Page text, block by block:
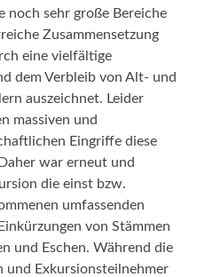
noch sehr große Bereiche
Zusammensetzung
eine vielfältige
dem Verbleib von Alt- und
auszeichnet. Leider
massiven und
Eingriffe diese
war erneut und
die einst bzw.
umfassenden
von Stämmen
und Eschen. Während die
und Exkursionsteilnehmer